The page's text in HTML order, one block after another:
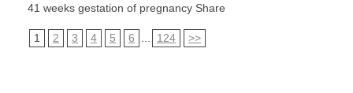
41 weeks gestation of pregnancy Share
1 2 3 4 5 6 124 >>